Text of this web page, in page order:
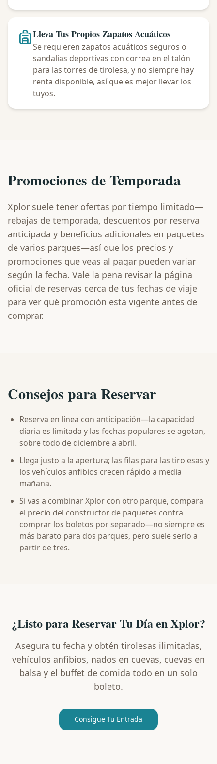
Lleva Tus Propios Zapatos Acuáticos
Se requieren zapatos acuáticos seguros o
sandalias deportivas con correa en el talón
para las torres de tirolesa, y no siempre hay
renta disponible, así que es mejor llevar los
tuyos.
Promociones de Temporada
Xplor suele tener ofertas por tiempo limitado—
rebajas de temporada, descuentos por reserva
anticipada y beneficios adicionales en paquetes
de varios parques—así que los precios y
promociones que veas al pagar pueden variar
según la fecha. Vale la pena revisar la página
oficial de reservas cerca de tus fechas de viaje
para ver qué promoción está vigente antes de
comprar.
Consejos para Reservar
Reserva en línea con anticipación—la capacidad
diaria es limitada y las fechas populares se agotan,
sobre todo de diciembre a abril.
Llega justo a la apertura; las filas para las tirolesas y
los vehículos anfibios crecen rápido a media
mañana.
Si vas a combinar Xplor con otro parque, compara
el precio del constructor de paquetes contra
comprar los boletos por separado—no siempre es
más barato para dos parques, pero suele serlo a
partir de tres.
¿Listo para Reservar Tu Día en Xplor?
Asegura tu fecha y obtén tirolesas ilimitadas,
vehículos anfibios, nados en cuevas, cuevas en
balsa y el buffet de comida todo en un solo
boleto.
Consigue Tu Entrada